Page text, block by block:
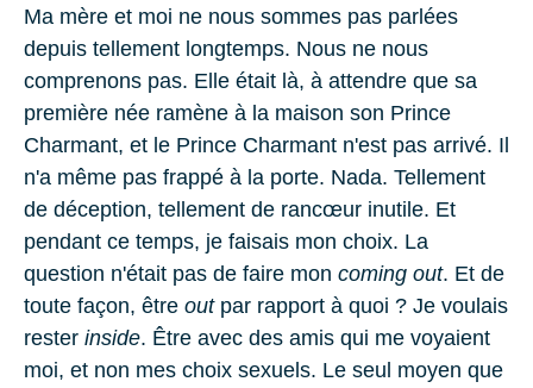
Ma mère et moi ne nous sommes pas parlées
depuis tellement longtemps. Nous ne nous
comprenons pas. Elle était là, à attendre que sa
première née ramène à la maison son Prince
Charmant, et le Prince Charmant n'est pas arrivé. Il
n'a même pas frappé à la porte. Nada. Tellement
de déception, tellement de rancœur inutile. Et
pendant ce temps, je faisais mon choix. La
question n'était pas de faire mon coming out. Et de
toute façon, être outpar rapport à quoi ? Je voulais
rester inside. Être avec des amis qui me voyaient
moi, et non mes choix sexuels. Le seul moyen que